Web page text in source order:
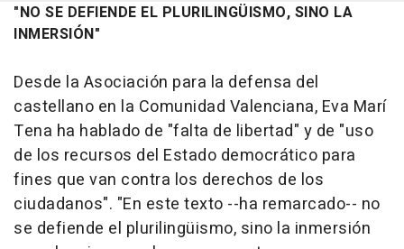
"NO SE DEFIENDE EL PLURILINGÜISMO, SINO LA
INMERSIÓN"
Desde la Asociación para la defensa del
castellano en la Comunidad Valenciana, Eva Marí
Tena ha hablado de "falta de libertad" y de "uso
de los recursos del Estado democrático para
fines que van contra los derechos de los
ciudadanos". "En este texto --ha remarcado-- no
se defiende el plurilingüismo, sino la inmersión